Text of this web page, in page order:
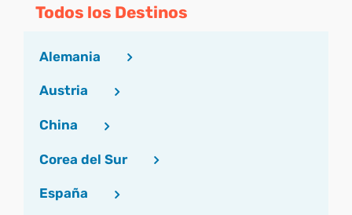
Todos los Destinos
Alemania
Austria
China
Corea del Sur
España